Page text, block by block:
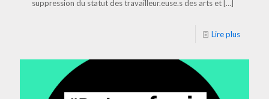
suppression du statut des travailleur.euse.s des arts et […]
Lire plus